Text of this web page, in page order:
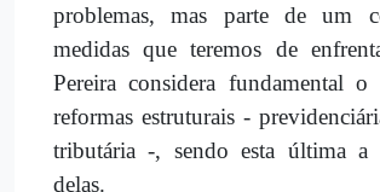
problemas, mas parte de um
medidas que teremos de
Pereira considera fundamental o
reformas estruturais -
tributária -, sendo esta última
delas.